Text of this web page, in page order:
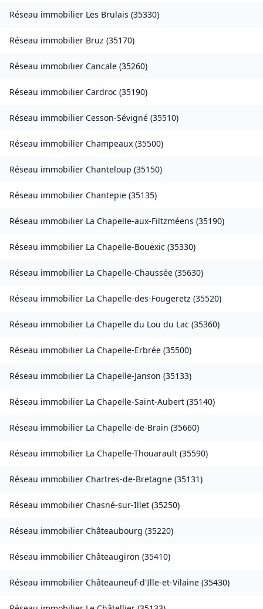
Réseau immobilier Les Brulais (35330)
Réseau immobilier Bruz (35170)
Réseau immobilier Cancale (35260)
Réseau immobilier Cardroc (35190)
Réseau immobilier Cesson-Sévigné (35510)
Réseau immobilier Champeaux (35500)
Réseau immobilier Chanteloup (35150)
Réseau immobilier Chantepie (35135)
Réseau immobilier La Chapelle-aux-Filtzméens (35190)
Réseau immobilier La Chapelle-Bouëxic (35330)
Réseau immobilier La Chapelle-Chaussée (35630)
Réseau immobilier La Chapelle-des-Fougeretz (35520)
Réseau immobilier La Chapelle du Lou du Lac (35360)
Réseau immobilier La Chapelle-Erbrée (35500)
Réseau immobilier La Chapelle-Janson (35133)
Réseau immobilier La Chapelle-Saint-Aubert (35140)
Réseau immobilier La Chapelle-de-Brain (35660)
Réseau immobilier La Chapelle-Thouarault (35590)
Réseau immobilier Chartres-de-Bretagne (35131)
Réseau immobilier Chasné-sur-Illet (35250)
Réseau immobilier Châteaubourg (35220)
Réseau immobilier Châteaugiron (35410)
Réseau immobilier Châteauneuf-d'Ille-et-Vilaine (35430)